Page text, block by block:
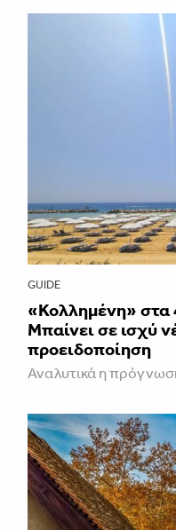
GUIDE
«Κολλημένη» στα
Μπαίνει σε ισχύ
προειδοποίηση
Αναλυτικά η